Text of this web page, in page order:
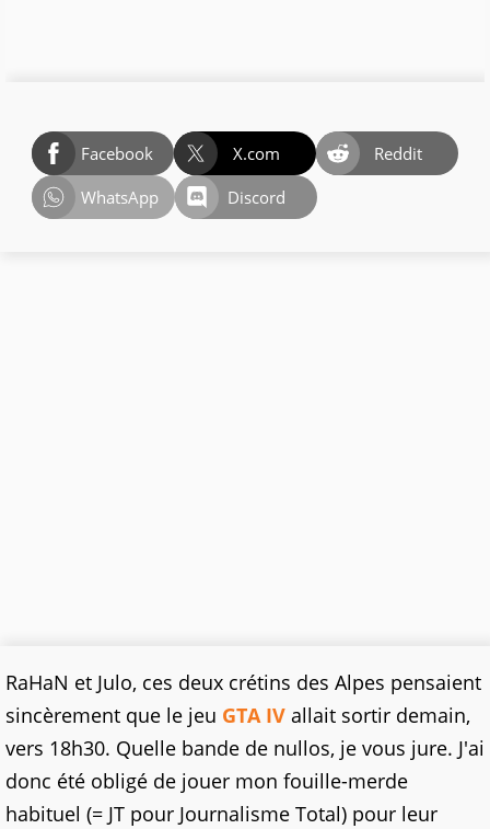
Facebook X.com
Reddit
WhatsApp
Discord
RaHaN et Julo, ces deux crétins des Alpes pensaient
sincèrement que le jeu GTA IV allait sortir demain,
vers 18h30. Quelle bande de nullos, je vous jure. J'ai
donc été obligé de jouer mon fouille-merde
habituel (= JT pour Journalisme Total) pour leur